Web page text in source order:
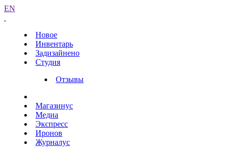
EN
Новое
Инвентарь
Задизайнено
Студия
Отзывы
Магазинус
Медиа
Экспресс
Иронов
Журналус